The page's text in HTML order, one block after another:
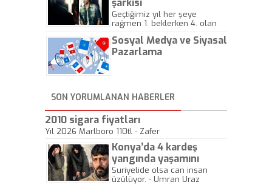
şarkısı
Geçtiğimiz yıl her şeye
rağmen 1. beklerken 4. olan
gösterisinin bu yarışmada
önemli olmadığını anlamıştır.
Sosyal Medya ve Siyasal
Pazarlama
SON YORUMLANAN HABERLER
2010 sigara fiyatları
Yıl 2026 Marlboro 110tl - Zafer
Konya’da 4 kardeş
yangında yaşamını
yitirdi
Suriyelide olsa can insan
üzülüyor. - Umran Uraz